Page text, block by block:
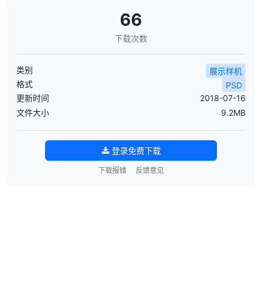
66
下载次数
类别
展示样机
格式
PSD
更新时间
2018-07-16
文件大小
9.2MB
登录免费下载
下载报错 反馈意见